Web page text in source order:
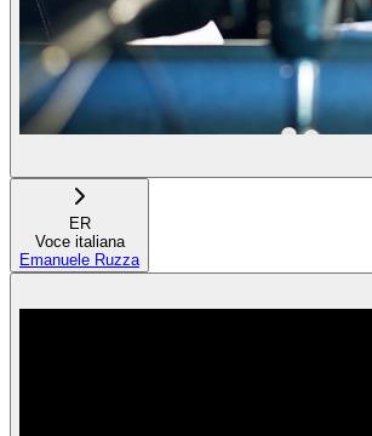
ER
Voce italiana
Emanuele Ruzza